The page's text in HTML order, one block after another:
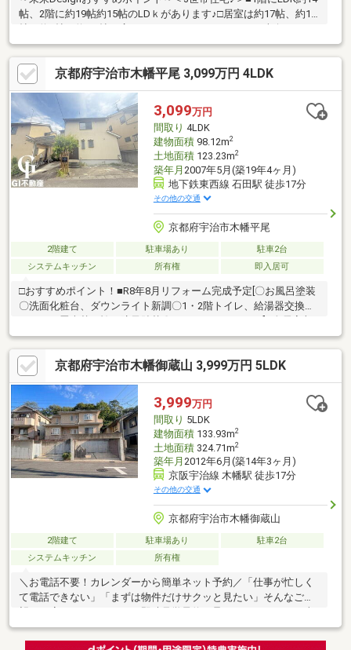
帖、2階に約19帖約15帖のLDｋがあります♪□居室は約17帖、約10
き陽当り良好♪間口約14.6ｍで広々♪隣家との間隔が広く通風良好
です♪＜前面道路幅員約6.6ｍ♪＞■車通りの少ない閑静な住宅地♪□
駐車の苦手なお客様も楽々駐車可能です♪■間口約14.6ｍあります
♪□シャッター付きガレージになっています♪セキュリティもバッ
チリ♪物件詳細お気軽にお問い合わせ下さい！！
京都府宇治市木幡平尾 3,099万円 4LDK
3,099万円
間取り 4LDK
建物面積98.12m2
土地面積123.23m2
築年月 2007年5月(築19年4ヶ月)
地下鉄東西線 石田駅 徒歩17分
その他の交通
京都府宇治市木幡平尾
2階建て 駐車場あり
駐車2台
システムキッチン
所有権 即入居可
□おすすめポイント！■R8年8月リフォーム完成予定[〇お風呂塗装
〇洗面化粧台、ダウンライト新調〇1・2階トイレ、給湯器交換〇
クロス、畳表替、襖、障子貼替〇ハウスクリーニング]■全居室収
納付き4LDK♪■水回りがまとまっており家事導線良好♪■南向きに
ウッドデッキ+バルコニー有り♪■駐車スペースは2台分ございます
♪□近隣環境■地下鉄「石田」徒歩22分■JR「六地蔵」徒歩25分■御
蔵山小学校 徒歩8分■木幡中学校 徒歩36分■フレンドマート御蔵山
店 徒歩6分 当日の見学やご予約受付中！物件詳細は、GI不動産ま
でご相談ください公式LINEやお電話でご連絡いただけます♪
京都府宇治市木幡御蔵山 3,999万円 5LDK
3,999万円
間取り 5LDK
建物面積133.93m2
土地面積324.71m2
築年月 2012年6月(築14年3ヶ月)
京阪宇治線 木幡駅 徒歩17分
その他の交通
京都府宇治市木幡御蔵山
2階建て 駐車場あり
駐車2台
システムキッチン
所有権
＼お電話不要！カレンダーから簡単ネット予約／「仕事が忙しく
て電話できない」「まずは物件だけサクッと見たい」そんなご要
も並列2台ゆったり駐車可能。道路より一段高いプライベート感の
ある敷地設計です。1階のLDKは18帖の広々とした大空間で家族の